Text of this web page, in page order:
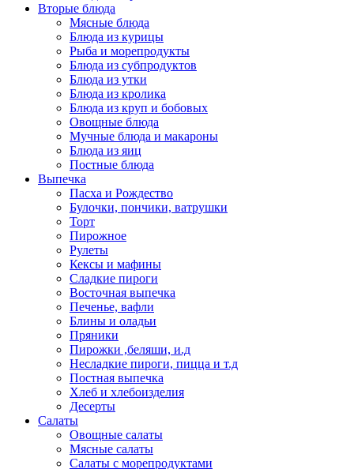
Вторые блюда
Мясные блюда
Блюда из курицы
Рыба и морепродукты
Блюда из субпродуктов
Блюда из утки
Блюда из кролика
Блюда из круп и бобовых
Овощные блюда
Мучные блюда и макароны
Блюда из яиц
Постные блюда
Выпечка
Пасха и Рождество
Булочки, пончики, ватрушки
Торт
Пирожное
Рулеты
Кексы и мафины
Сладкие пироги
Восточная выпечка
Печенье, вафли
Блины и оладьи
Пряники
Пирожки ,беляши, и.д
Несладкие пироги, пицца и т.д
Постная выпечка
Хлеб и хлебоизделия
Десерты
Салаты
Овощные салаты
Мясные салаты
Салаты с морепродуктами